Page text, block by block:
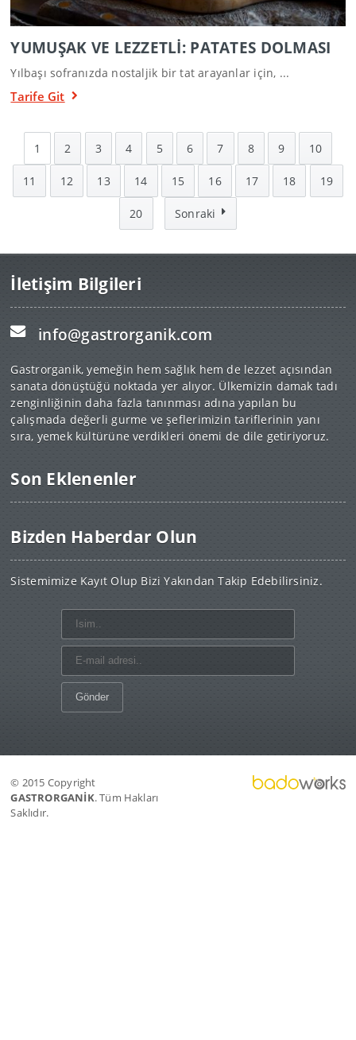
YUMUŞAK VE LEZZETLİ: PATATES DOLMASI
Yılbaşı sofranızda nostaljik bir tat arayanlar için, ...
Tarife Git
1 2 3 4 5 6 7 8 9 10
11 12 13 14 15 16 17 18 19
20 Sonraki
İletişim Bilgileri
info@gastrorganik.com
Gastrorganik, yemeğin hem sağlık hem de lezzet açısından
sanata dönüştüğü noktada yer alıyor. Ülkemizin damak tadı
zenginliğinin daha fazla tanınması adına yapılan bu
çalışmada değerli gurme ve şeflerimizin tariflerinin yanı
sıra, yemek kültürüne verdikleri önemi de dile getiriyoruz.
Son Eklenenler
Bizden Haberdar Olun
Sistemimize Kayıt Olup Bizi Yakından Takip Edebilirsiniz.
© 2015 Copyright
GASTRORGANİK. Tüm Hakları
Saklıdır.